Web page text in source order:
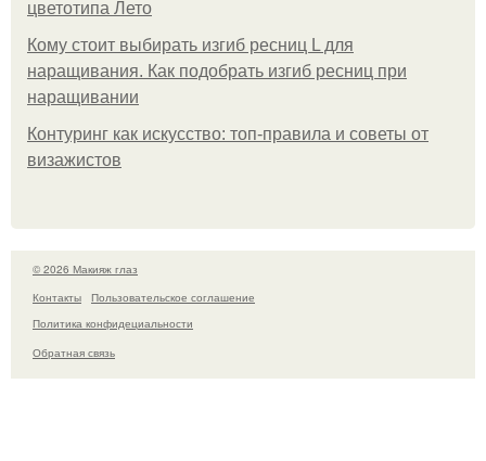
цветотипа Лето
Кому стоит выбирать изгиб ресниц L для
наращивания. Как подобрать изгиб ресниц при
наращивании
Контуринг как искусство: топ-правила и советы от
визажистов
© 2026 Макияж глаз
Контакты
Пользовательское соглашение
Политика конфидециальности
Обратная связь